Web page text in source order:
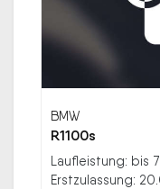
BMW
R1100s
Laufleistung: bis
Erstzulassung: